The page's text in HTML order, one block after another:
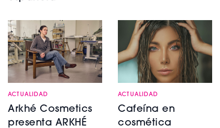
ACTUALIDAD
Arkhé Cosmetics
presenta ARKHÉ
ACTUALIDAD
Cafeína en
cosmética